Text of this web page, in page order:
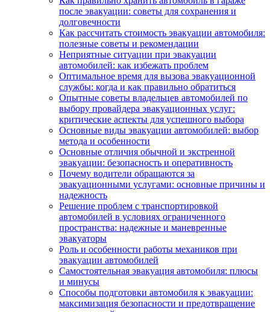
после эвакуации: советы для сохранения и
долговечности
Как рассчитать стоимость эвакуации автомобиля:
полезные советы и рекомендации
Неприятные ситуации при эвакуации
автомобилей: как избежать проблем
Оптимальное время для вызова эвакуационной
службы: когда и как правильно обратиться
Опытные советы владельцев автомобилей по
выбору провайдера эвакуационных услуг:
критические аспекты для успешного выбора
Основные виды эвакуации автомобилей: выбор
метода и особенности
Основные отличия обычной и экстренной
эвакуации: безопасность и оперативность
Почему водители обращаются за
эвакуационными услугами: основные причины и
надежность
Решение проблем с транспортировкой
автомобилей в условиях ограниченного
пространства: надежные и маневренные
эвакуаторы
Роль и особенности работы механиков при
эвакуации автомобилей
Самостоятельная эвакуация автомобиля: плюсы
и минусы
Способы подготовки автомобиля к эвакуации:
максимизация безопасности и предотвращение